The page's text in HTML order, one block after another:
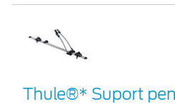
Thule®* Suport